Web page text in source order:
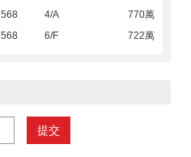
568 4/A
770萬
568 6/F 722萬
提交